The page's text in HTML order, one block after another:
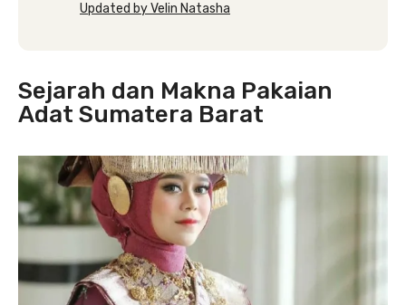
Updated by Velin Natasha
Sejarah dan Makna Pakaian
Adat Sumatera Barat